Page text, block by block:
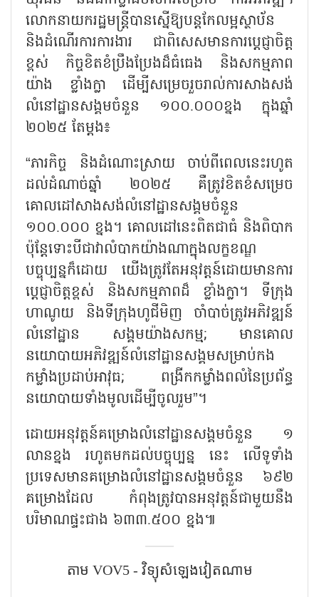
លោកនាយករដ្ឋមន្ត្រីបានស្នើឱ្យបន្តកែលម្អស្ថាប័ន
និងដំណើរការការងារ ជាពិសេសមានការប្តេជ្ញាចិត្ត
ខ្ពស់ កិច្ចខិតខំប្រឹងប្រែងដ៏ធំធេង និងសកម្មភាព
យ៉ាង ខ្លាំងក្លា ដើម្បីសម្រេចរួចរាល់ការសាងសង់
លំនៅដ្ឋានសង្គមចំនួន ១០០.០០០ខ្នង ក្នុងឆ្នាំ
២០២៥ តែម្ដង៖
“ភារកិច្ច និងដំណោះស្រាយ ចាប់ពីពេលនេះរហូត
ដល់ដំណាច់ឆ្នាំ ២០២៥ គឺត្រូវខិតខំសម្រេច
គោលដៅសាងសង់លំនៅដ្ឋានសង្គមចំនួន
១០០.០០០ ខ្នង។ គោលដៅនេះពិតជាធំ និងពិបាក
ប៉ុន្តែទោះបីជាវាលំបាកយ៉ាងណាក្នុងលក្ខខណ្ឌ
បច្ចុប្បន្នក៏ដោយ យើងត្រូវតែអនុវត្តន៍ដោយមានការ
ប្ដេជ្ញាចិត្តខ្ពស់ និងសកម្មភាពដ៏ ខ្លាំងក្លា។ ទីក្រុង
ហាណូយ និងទីក្រុងហូជីមិញ ចាំបាច់ត្រូវអភិវឌ្ឍន៍
លំនៅដ្ឋាន សង្គមយ៉ាងសកម្ម; មានគោល
នយោបាយអភិវឌ្ឍន៍លំនៅដ្ឋានសង្គមសម្រាប់កង
កម្លាំងប្រដាប់អាវុធ; ពង្រីកកម្លាំងពលំនៃប្រព័ន្ធ
នយោបាយទាំងមូលដើម្បីចូលរួម”។
ដោយអនុវត្តន៍គម្រោងលំនៅដ្ឋានសង្គមចំនួន ១
លានខ្នង រហូតមកដល់បច្ចុប្បន្ន នេះ លើទូទាំង
ប្រទេសមានគម្រោងលំនៅដ្ឋានសង្គមចំនួន ៦៩២
គម្រោងដែល កំពុងត្រូវបានអនុវត្តន៍ជាមួយនឹង
បរិមាណផ្ទះជាង ៦៣៣.៥០០ ខ្នង៕
តាម​ VOV5 - វិទ្យុសំឡេងវៀតណាម​